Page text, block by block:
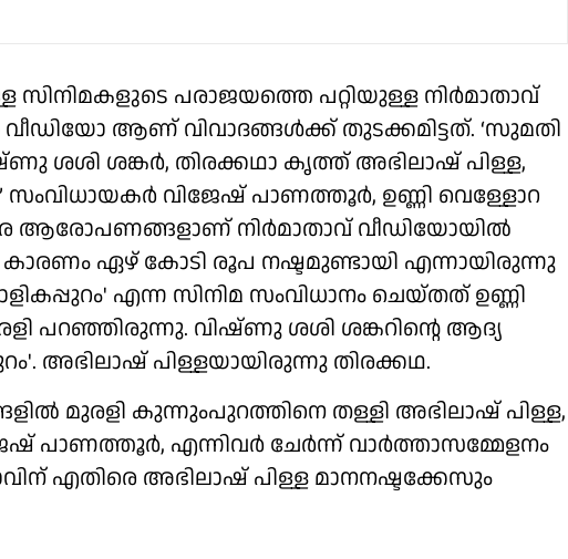
പരാജയത്തെ പറ്റിയുള്ള നിര്‍മാതാവ്
ആണ് വിവാദങ്ങൾക്ക് തുടക്കമിട്ടത്. ‘സുമതി
ശശി ശങ്കർ, തിരക്കഥാ കൃത്ത് അഭിലാഷ് പിള്ള,
സംവിധായകർ വിജേഷ് പാണത്തൂർ, ഉണ്ണി വെള്ളോറ
ആരോപണങ്ങളാണ് നിർമാതാവ് വീഡിയോയിൽ
കാരണം ഏഴ് കോടി രൂപ നഷ്ടമുണ്ടായി എന്നായിരുന്നു
എന്ന സിനിമ സംവിധാനം ചെയ്തത് ഉണ്ണി
പറഞ്ഞിരുന്നു. വിഷ്ണു ശശി ശങ്കറിന്റെ ആദ്യ
അഭിലാഷ് പിള്ളയായിരുന്നു തിരക്കഥ.
മുരളി കുന്നുംപുറത്തിനെ തള്ളി അഭിലാഷ് പിള്ള,
പാണത്തൂർ, എന്നിവർ ചേർന്ന് വാർത്താസമ്മേളനം
എതിരെ അഭിലാഷ് പിള്ള മാനനഷ്ടക്കേസും